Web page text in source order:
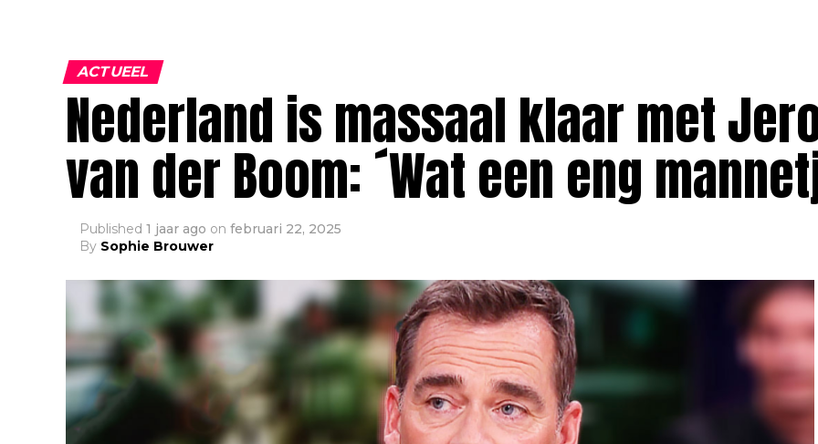
ACTUEEL
Nederland is massaal klaar met
van der Boom: ´Wat een eng
Published 1 jaar ago on februari 22, 2025
By Sophie Brouwer